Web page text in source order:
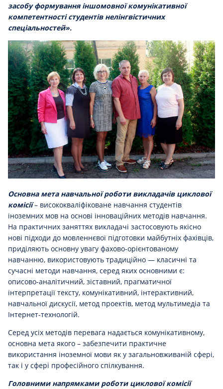
засобу формування іншомовної комунікативної
компетентності студентів нелінгвістичних
спеціальностей».
Основна мета навчальної роботи викладачів циклової
комісії– висококваліфіковане навчання студентів
іноземних мов на основі інноваційних методів навчання.
На практичних заняттях викладачі застосовують якісно
нові підходи до мовленнєвої підготовки майбутніх фахівців,
приділяють основну увагу фахово-орієнтованому
навчанню, використовують традиційно — класичні та
сучасні методи навчання, серед яких основними є:
описово-аналітичний, зіставний, прагматичної
інтерпретації тексту, комунікативний, інтерактивний,
навчальної дискусії, метод проектів, метод мультимедіа та
Інтернет-технологій.
Серед усіх методів перевага надається комунікативному,
основна мета якого – забезпечити практичне
використання іноземної мови як у загальновживаній сфері,
так і у сфері професійного спілкування.
Головними напрямками роботи циклової комісії